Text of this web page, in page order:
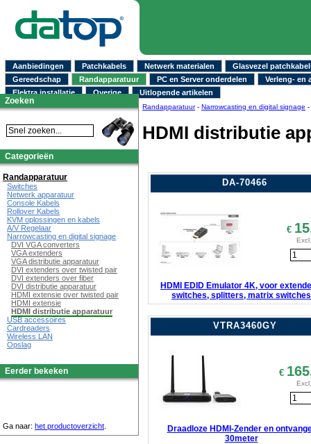
Aanbiedingen Patchkabels Netwerk materialen
Glasvezel
Gereedschap
Randapparatuur PC en Server onderdelen
Verleng- en
Elektra installatie
Overige Uitlopende artikelen
Randapparatuur- Narrowcasting en digital signage -
HDMI distributie
DA-70466
€
HDMI EDID Emulator 4K, voor
switches, splitters, matrix switches
VTRA3460GY
€
Draadloze HDMI-Zender en
30meter
Zoeken
Categorieën
Randapparatuur
Switches
Netwerk apparatuur
Console Kabels
Rollover Kabels
KVM oplossingen en kabels
A/V Regelaar
Narrowcasting en digital signage
DVI VGA converters
VGA extenders
VGA distributie apparatuur
DVI extenders over twisted pair
DVI extenders over fiber
DVI distributie apparatuur
HDMI extensie over twisted pair
HDMI extensie
HDMI distributie apparatuur
USB accessoires
Cardreaders
Wireless LAN
Opslag
Eerder bekeken
Ga naar: het productoverzicht